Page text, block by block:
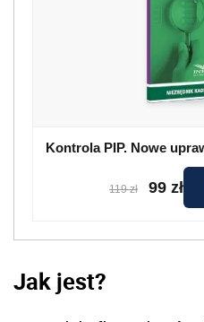
Kontrola PIP. Nowe
119 zł 99 zł
Jak jest?